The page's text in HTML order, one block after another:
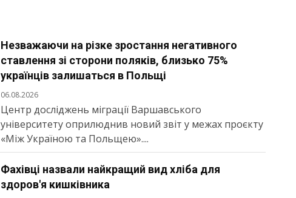
Незважаючи на різке зростання негативного
ставлення зі сторони поляків, близько 75%
українців залишаться в Польщі
06.08.2026
Центр досліджень міграції Варшавського
університету оприлюднив новий звіт у межах проєкту
«Між Україною та Польщею»....
Фахівці назвали найкращий вид хліба для
здоров'я кишківника